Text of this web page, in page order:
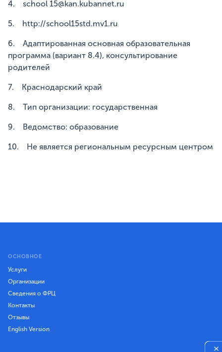
4. school 15@kan.kubannet.ru
5. http://school15std.mv1.ru
6. Адаптированная основная образовательная
программа (вариант 8.4), консультирование
родителей
7. Краснодарский край
8. Тип организации: государственная
9. Ведомство: образование
10. Не является региональным ресурсным центром
ОСНОВНОЕ
Услуги
Организации
Сведения о ФРЦ
Контакты
Отзывы
English Version
×